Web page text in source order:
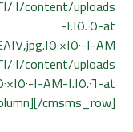
at-١.١٥.٠٥-
cmsms_row]